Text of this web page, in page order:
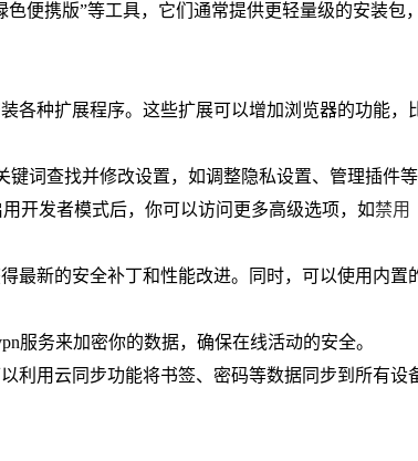
便携版”等工具，它们通常提供更轻量级的安装包
各种扩展程序。这些扩展可以增加浏览器的功能，
键词查找并修改设置，如调整隐私设置、管理插件等
用开发者模式后，你可以访问更多高级选项，如禁用
最新的安全补丁和性能改进。同时，可以使用内置
服务来加密你的数据，确保在线活动的安全。
利用云同步功能将书签、密码等数据同步到所有设